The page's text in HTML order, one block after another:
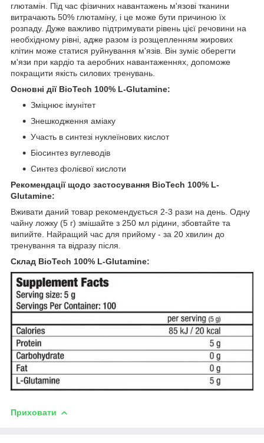
глютамін. Під час фізичних навантажень м'язові тканини
витрачають 50% глютаміну, і це може бути причиною їх
розпаду. Дуже важливо підтримувати рівень цієї речовини на
необхідному рівні, адже разом із розщепленням жирових
клітин може статися руйнування м'язів. Він зуміє оберегти
м'язи при кардіо та аеробних навантаженнях, допоможе
покращити якість силових тренувань.
Основні дії BioTech 100% L-Glutamine:
Зміцнює імунітет
Знешкодження аміаку
Участь в синтезі нуклеїнових кислот
Біосинтез вуглеводів
Синтез фолієвої кислоти
Рекомендації щодо застосування BioTech 100% L-
Glutamine:
Вживати даний товар рекомендується 2-3 рази на день. Одну
чайну ложку (5 г) змішайте з 250 мл рідини, збовтайте та
випийте. Найращий час для прийому - за 20 хвилин до
тренування та відразу після.
Склад BioTech 100% L-Glutamine:
Приховати